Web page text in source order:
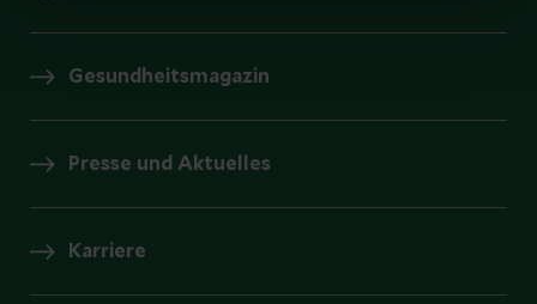
Gesundheitsmagazin
Presse und Aktuelles
Karriere